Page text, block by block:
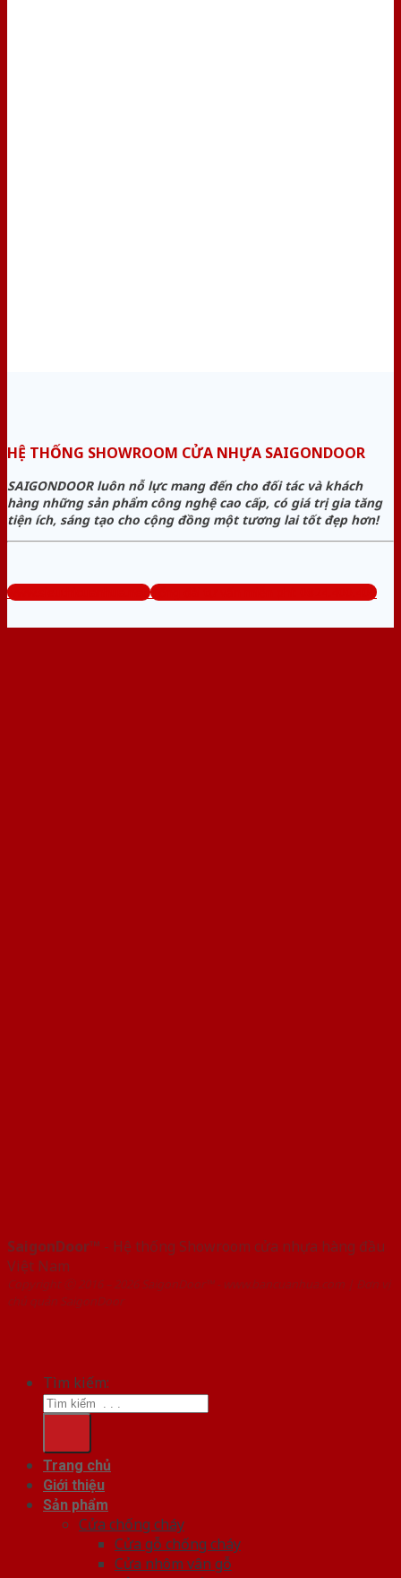
HỆ THỐNG SHOWROOM CỬA NHỰA SAIGONDOOR
SAIGONDOOR luôn nỗ lực mang đến cho đối tác và khách
hàng những sản phẩm công nghệ cao cấp, có giá trị gia tăng
tiện ích, sáng tạo cho cộng đồng một tương lai tốt đẹp hơn!
www.sieuthicuanhua.net Tổng đài tư vấn miễn phí: 0824.400.400
SaigonDoor™ - Hệ thống Showroom cửa nhựa hàng đầu
Việt Nam
Copyright ⓒ 2016 – 2026 SaigonDoor™ - www.bancuanhua.com | Đơn vị
chủ quản SaigonDoor
Tìm kiếm:
Trang chủ
Giới thiệu
Sản phẩm
Cửa chống cháy
Cửa gỗ chống cháy
Cửa nhôm vân gỗ